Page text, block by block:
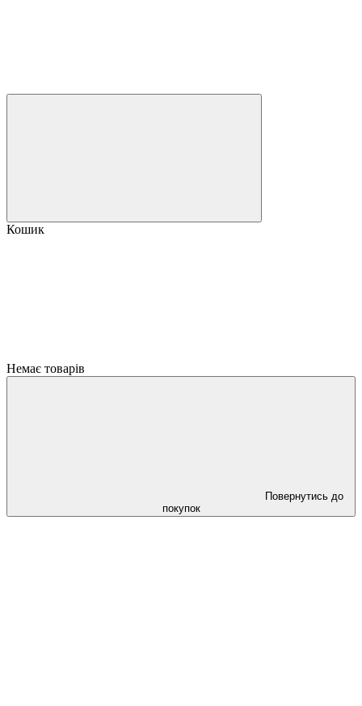
Кошик
Немає товарів
Повернутись до
покупок